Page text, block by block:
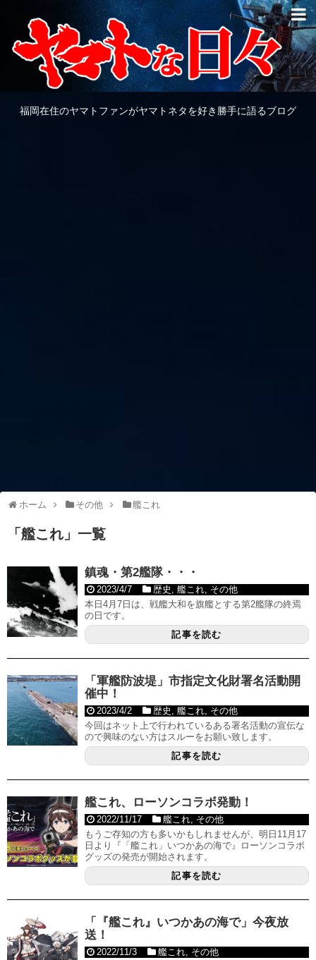
福岡在住のヤマトファンがヤマトネタを好き勝手に語るブログ
ホーム その他 艦これ
「 艦これ」 一覧
鎮魂・第2艦隊・・・
2023/4/7 歴史 艦これ, その他
本日4月7日は、戦艦大和を旗艦とする第2艦隊の終焉
の日です。
記事を読む
「軍艦防波堤」市指定文化財署名活動開
催中！
2023/4/2 歴史 艦これ, その他
今回はネット上で行われているある署名活動の宣伝な
ので興味のない方はスルーをお願い致します。
記事を読む
艦これ、ローソンコラボ発動！
2022/11/17 艦これ, その他
もうご存知の方も多いかもしれませんが、明日11月17
日より『「艦これ」いつかあの海で』ローソンコラボ
グッズの発売が開始されます。
記事を読む
「『艦これ』いつかあの海で」今夜放
送！
2022/11/3 艦これ, その他